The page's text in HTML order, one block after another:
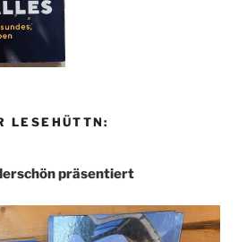
LESEHÜTTN:
präsentiert